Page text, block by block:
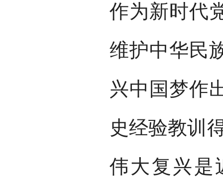
作为新时代
维护中华民
兴中国梦作
史经验教训
伟大复兴是